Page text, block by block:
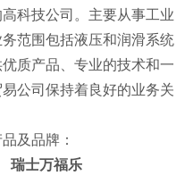
科技公司。主要从事工业
范围包括液压和润滑系统
质产品、专业的技术和一
公司保持着良好的业务关
及品牌：
士万福乐